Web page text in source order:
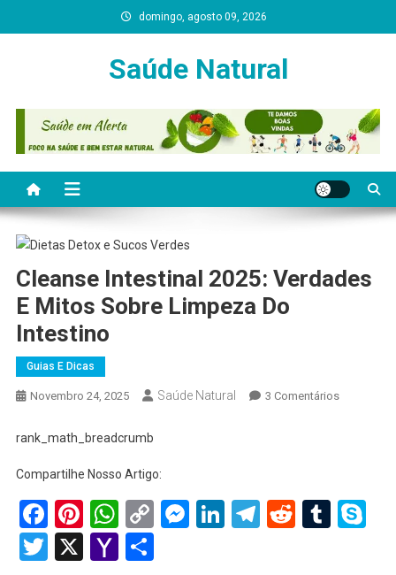
to
domingo, agosto 09, 2026
Saúde Natural
Cleanse Intestinal 2025: Verdades
E Mitos Sobre Limpeza Do
Intestino
Guias E Dicas
Novembro 24, 2025 Saúde Natural 3 ComentáriosEm
Mitos
rank_math_breadcrumb
Compartilhe Nosso Artigo:
Facebook
Pinterest
WhatsApp
Copy
Link
Messenger
LinkedIn
Telegram
Reddit
Twitter
X YahooShare